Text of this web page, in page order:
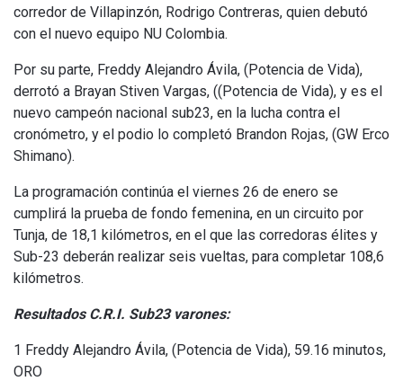
corredor de Villapinzón, Rodrigo Contreras, quien debutó
con el nuevo equipo NU Colombia.
Por su parte, Freddy Alejandro Ávila, (Potencia de Vida),
derrotó a Brayan Stiven Vargas, ((Potencia de Vida), y es el
nuevo campeón nacional sub23, en la lucha contra el
cronómetro, y el podio lo completó Brandon Rojas, (GW Erco
Shimano).
La programación continúa el viernes 26 de enero se
cumplirá la prueba de fondo femenina, en un circuito por
Tunja, de 18,1 kilómetros, en el que las corredoras élites y
Sub-23 deberán realizar seis vueltas, para completar 108,6
kilómetros.
Resultados C.R.I. Sub23 varones:
1 Freddy Alejandro Ávila, (Potencia de Vida), 59.16 minutos,
ORO